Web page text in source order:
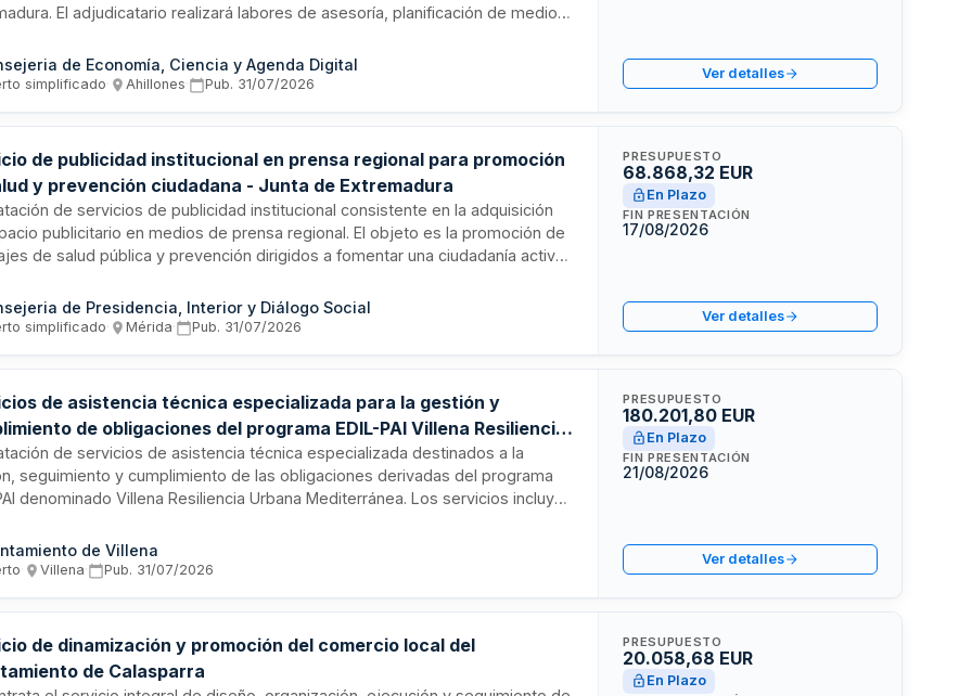
El adjudicatario realizará labores de asesoría, planificación de medios,
que coordinará con la Dirección General de Inteligencia Competitiva y
y la Dirección General de Comunicación y Relaciones Informativas. El
y justificaciones.
de Economía, Ciencia y Agenda Digital
simplificado· Ahillones· Pub. 31/07/2026
Ver detalles
de publicidad institucional en prensa regional para promoción
y prevención ciudadana - Junta de Extremadura
de servicios de publicidad institucional consistente en la adquisición
publicitario en medios de prensa regional. El objeto es la promoción de
de salud pública y prevención dirigidos a fomentar una ciudadanía activa
y Relaciones Informativas, licita este servicio mediante
abierto simplificado con varios criterios de adjudicación.
de Presidencia, Interior y Diálogo Social
simplificado· Mérida· Pub. 31/07/2026
PRESUPUESTO
68.868,32 EUR
En Plazo
FIN PRESENTACIÓN
17/08/2026
Ver detalles
de asistencia técnica especializada para la gestión y
de obligaciones del programa EDIL-PAI Villena Resiliencia
Mediterránea
de servicios de asistencia técnica especializada destinados a la
seguimiento y cumplimiento de las obligaciones derivadas del programa
denominado Villena Resiliencia Urbana Mediterránea. Los servicios incluyen
de las actuaciones previstas en dicho programa de resiliencia urbana.
de Villena
· Villena· Pub. 31/07/2026
PRESUPUESTO
180.201,80 EUR
En Plazo
FIN PRESENTACIÓN
21/08/2026
Ver detalles
de dinamización y promoción del comercio local del
de Calasparra
PRESUPUESTO
20.058,68 EUR
En Plazo